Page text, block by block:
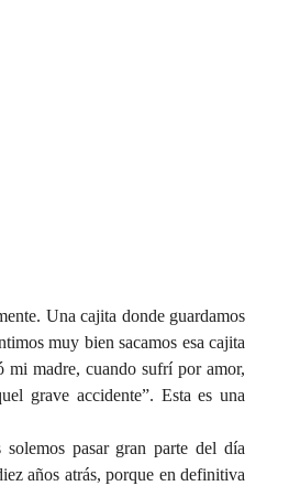
Una cajita donde guardamos
muy bien sacamos esa cajita
mi madre, cuando sufrí por amor,
grave accidente”. Esta es una
pasar gran parte del día
años atrás, porque en definitiva